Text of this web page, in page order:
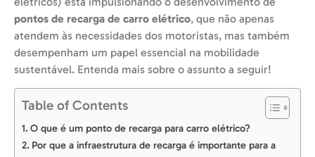
pontos de recarga de carro elétrico, que não apenas
atendem às necessidades dos motoristas, mas também
desempenham um papel essencial na mobilidade
sustentável. Entenda mais sobre o assunto a seguir!
Table of Contents
O que é um ponto de recarga para carro elétrico?
Por que a infraestrutura de recarga é importante para a